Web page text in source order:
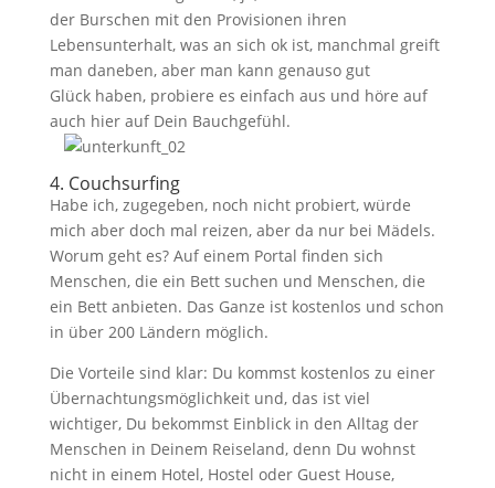
der Burschen mit den Provisionen ihren
Lebensunterhalt, was an sich ok ist, manchmal greift
man daneben, aber man kann genauso gut
Glück haben, probiere es einfach aus und höre auf
auch hier auf Dein Bauchgefühl.
4. Couchsurfing
Habe ich, zugegeben, noch nicht probiert, würde
mich aber doch mal reizen, aber da nur bei Mädels.
Worum geht es? Auf einem Portal finden sich
Menschen, die ein Bett suchen und Menschen, die
ein Bett anbieten. Das Ganze ist kostenlos und schon
in über 200 Ländern möglich.
Die Vorteile sind klar: Du kommst kostenlos zu einer
Übernachtungsmöglichkeit und, das ist viel
wichtiger, Du bekommst Einblick in den Alltag der
Menschen in Deinem Reiseland, denn Du wohnst
nicht in einem Hotel, Hostel oder Guest House,